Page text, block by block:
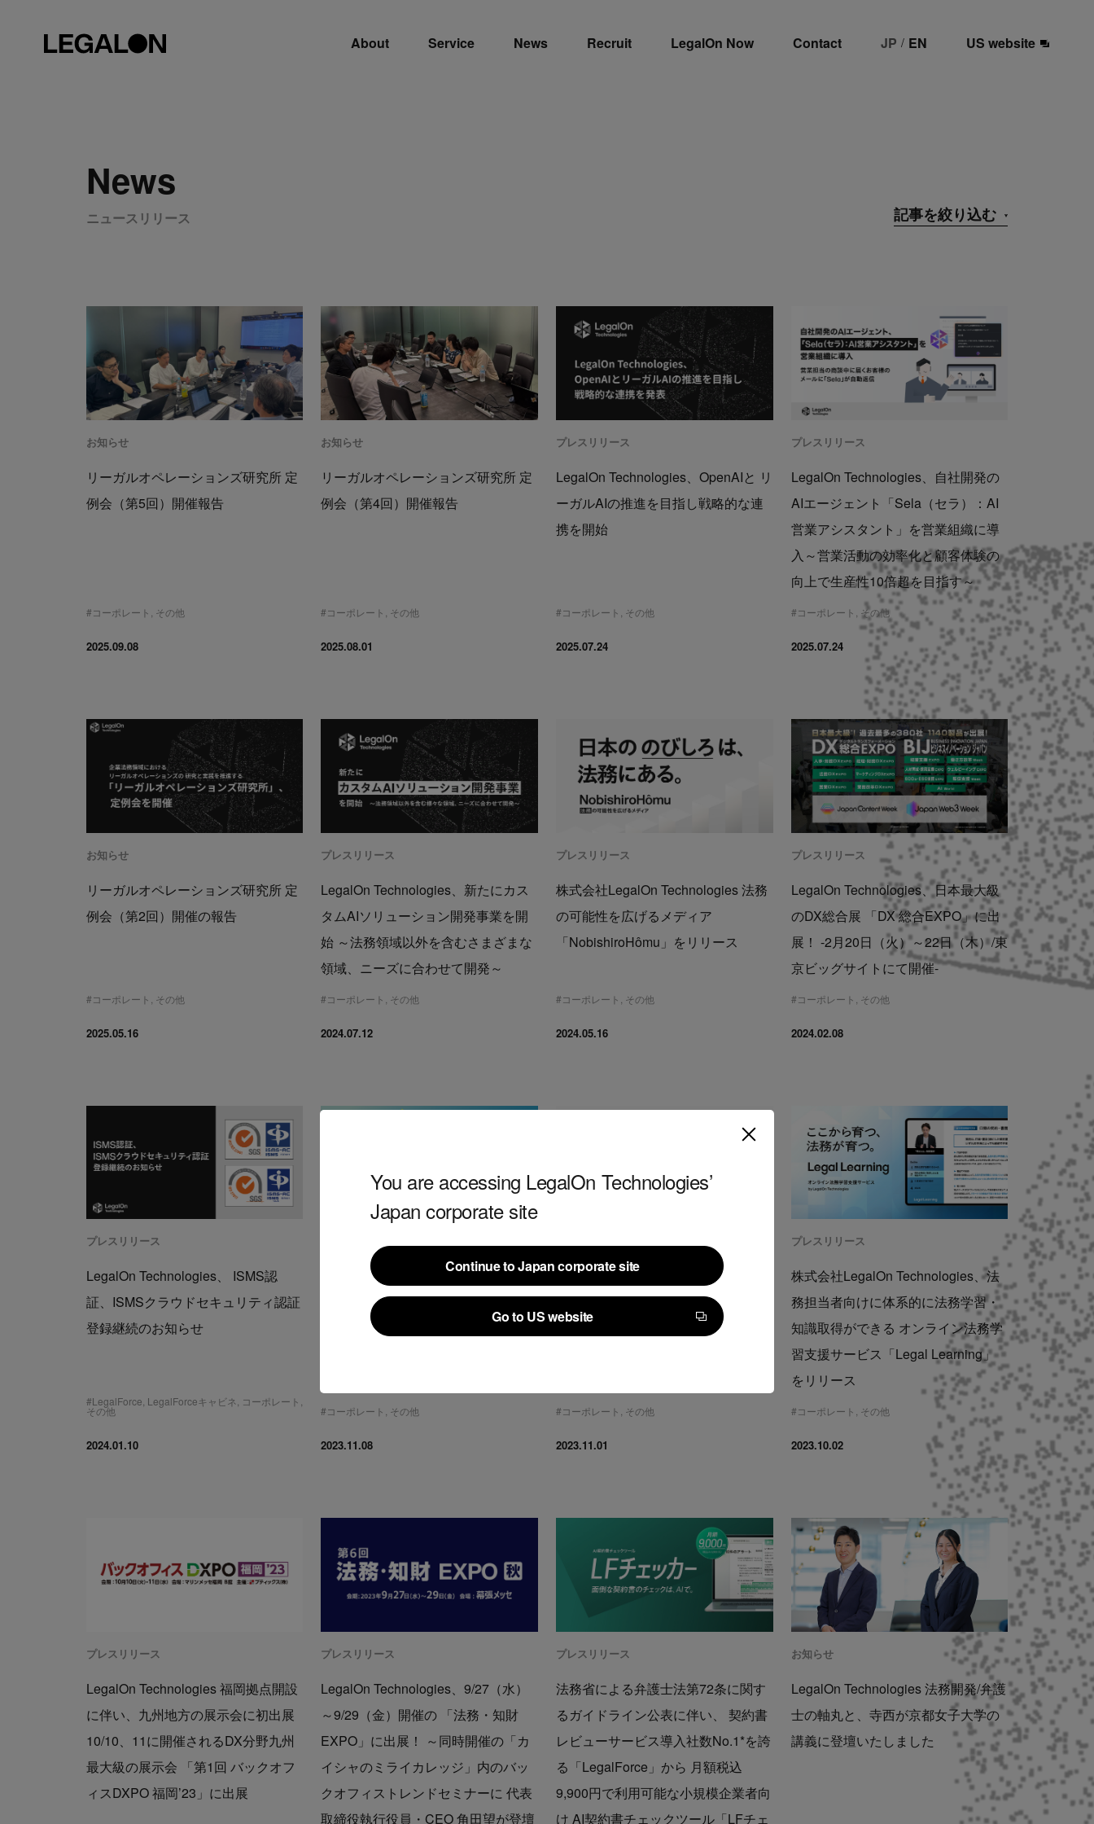
About Service News Recruit LegalOn Now Contact JP / EN US website
You are accessing LegalOn Technologies’
Japan corporate site
Continue to Japan corporate site
Continue to Japan corporate site
Go to US website
Go to US website
News
ニュースリリース 記事を絞り込む
お知らせ
リーガルオペレーションズ研究所 定
例会（第5回）開催報告
#コーポレート その他
2025.09.08
お知らせ
リーガルオペレーションズ研究所 定
例会（第4回）開催報告
#コーポレート その他
2025.08.01
プレスリリース
LegalOn Technologies、OpenAIと リ
ーガルAIの推進を目指し戦略的な連
携を開始
#コーポレート その他
2025.07.24
プレスリリース
LegalOn Technologies、自社開発の
AIエージェント「Sela（セラ）：AI
営業アシスタント」を営業組織に導
入～営業活動の効率化と顧客体験の
向上で生産性10倍超を目指す～
#コーポレート その他
2025.07.24
お知らせ
リーガルオペレーションズ研究所 定
例会（第2回）開催の報告
#コーポレート その他
2025.05.16
プレスリリース
LegalOn Technologies、新たにカス
タムAIソリューション開発事業を開
始 ～法務領域以外を含むさまざまな
領域、ニーズに合わせて開発～
#コーポレート その他
2024.07.12
プレスリリース
株式会社LegalOn Technologies 法務
の可能性を広げるメディア
「NobishiroHômu」をリリース
#コーポレート その他
2024.05.16
プレスリリース
LegalOn Technologies、日本最大級
のDX総合展 「DX 総合EXPO」に出
展！ -2月20日（火）～22日（木）/東
京ビッグサイトにて開催-
#コーポレート その他
2024.02.08
プレスリリース
LegalOn Technologies、 ISMS認
証、ISMSクラウドセキュリティ認証
登録継続のお知らせ
#LegalForce LegalForceキャビネ コーポレート
その他
2024.01.10
LegalOn Technologiesが運営する 契
約学習を支援するメディア「契約ウ
ォッチ」、月間100万PVを突破！ ～
#コーポレート その他
2023.11.08
株式会社LegalOn Technologies、 中
小企業の社長が抱える様々な悩みを
解決するための新メディア 「ちょこ
#コーポレート その他
2023.11.01
プレスリリース
株式会社LegalOn Technologies、法
務担当者向けに体系的に法務学習・
知識取得ができる オンライン法務学
習支援サービス「Legal Learning」
をリリース
#コーポレート その他
2023.10.02
プレスリリース
LegalOn Technologies 福岡拠点開設
に伴い、九州地方の展示会に初出展
10/10、11に開催されるDX分野九州
最大級の展示会 「第1回 バックオフ
ィスDXPO 福岡’23」に出展
プレスリリース
LegalOn Technologies、9/27（水）
～9/29（金）開催の 「法務・知財
EXPO」に出展！ ～同時開催の「カ
イシャのミライカレッジ」内のバッ
クオフィストレンドセミナーに 代表
取締役執行役員・CEO 角田望が登壇
プレスリリース
法務省による弁護士法第72条に関す
るガイドライン公表に伴い、 契約書
レビューサービス導入社数No.1*を誇
る「LegalForce」から 月額税込
9,900円で利用可能な小規模企業者向
け AI契約書チェックツール「LFチェ
お知らせ
LegalOn Technologies 法務開発/弁護
士の軸丸と、寺西が京都女子大学の
講義に登壇いたしました